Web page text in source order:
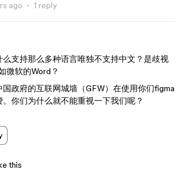
ago 1 reply
支持那么多种语言唯独不支持中文？是歧视
微软的Word？
政府的互联网城墙（GFW）在使用你们figma
你们为什么就不能重视一下我们呢？
this